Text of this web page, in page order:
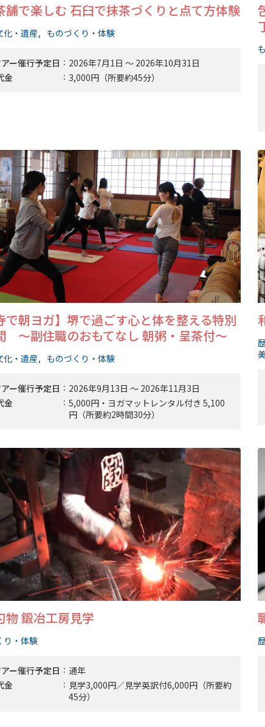
ついて
ついて
for
舗で楽しむ 石臼で抹茶づくりと点て方体験
化・遺産 ものづくり・体験
ー催行予定日
2026年7月1日 〜 2026年10月31日
金
3,000円（所要約45分）
で朝ヨガ】堺で過ごす心と体を整える特別
～副住職のおもてなし 朝粥・呈茶付～
化・遺産 ものづくり・体験
ー催行予定日
2026年9月13日 〜 2026年11月3日
金
5,000円・ヨガマットレンタル付き 5,100
円（所要約2時間30分）
物 鍛冶工房見学
り・体験
ー催行予定日
通年
金
見学3,000円／見学英訳付6,000円（所要約
45分）